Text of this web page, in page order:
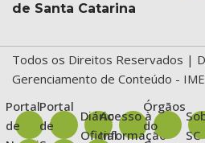
de Santa Catarina
Todos os Direitos Reservados |
Gerenciamento de Conteúdo -
Portal
de
Portal
de
Diário
Oficial
Acesso à
Informação
Órgãos
do
SC